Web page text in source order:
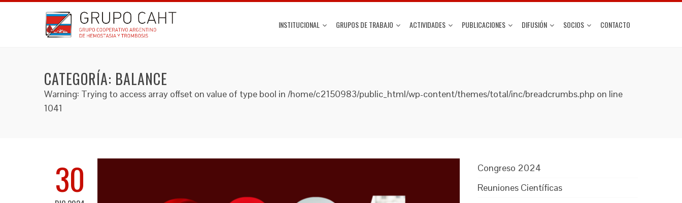
INSTITUCIONAL GRUPOS DE TRABAJO ACTIVIDADES PUBLICACIONES DIFUSIÓN SOCIOS CONTACTO
CATEGORÍA: BALANCE
Warning: Trying to access array offset on value of type bool in /home/c2150983/public_html/wp-content/themes/total/inc/breadcrumbs.php on line
1041
30
Congreso 2024
Reuniones Científicas